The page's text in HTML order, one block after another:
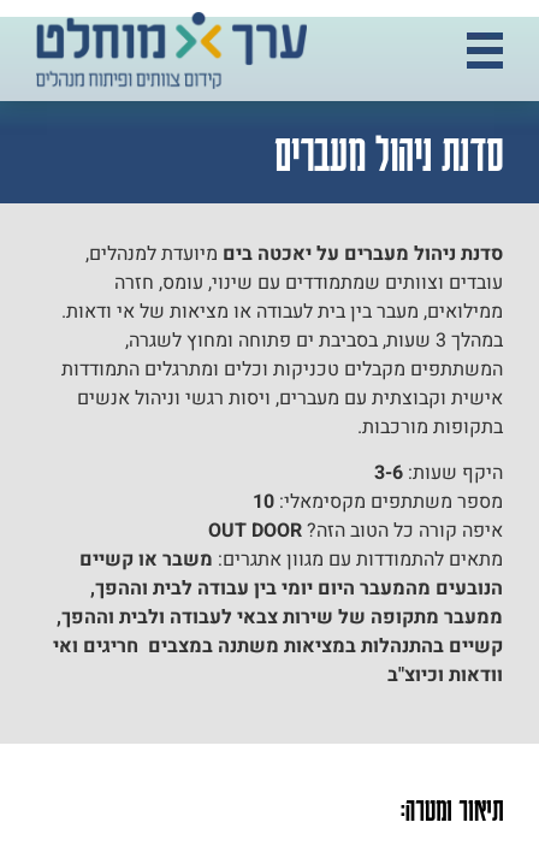
סדנת ניהול מעברים
סדנת ניהול מעברים על יאכטה בים מיועדת למנהלים,
עובדים וצוותים שמתמודדים עם שינוי, עומס, חזרה
ממילואים, מעבר בין בית לעבודה או מציאות של אי ודאות.
במהלך 3 שעות, בסביבת ים פתוחה ומחוץ לשגרה,
המשתתפים מקבלים טכניקות וכלים ומתרגלים התמודדות
אישית וקבוצתית עם מעברים, ויסות רגשי וניהול אנשים
בתקופות מורכבות.
היקף שעות: 3-6
מספר משתתפים מקסימאלי: 10
איפה קורה כל הטוב הזה?
מתאים להתמודדות עם מגוון אתגרים: משבר או קשיים
הנובעים מהמעבר היום יומי בין עבודה לבית וההפך,
ממעבר מתקופה של שירות צבאי לעבודה ולבית וההפך,
קשיים בהתנהלות במציאות משתנה במצבים חריגים ואי
וודאות וכיוצ"ב
תיאור ומטרה: